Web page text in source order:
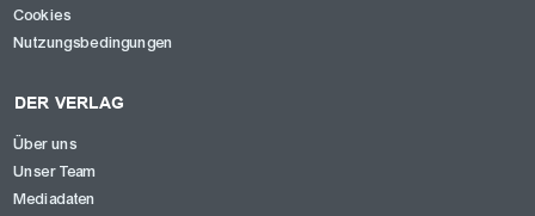
Cookies
Nutzungsbedingungen
DER VERLAG
Über uns
Unser Team
Mediadaten